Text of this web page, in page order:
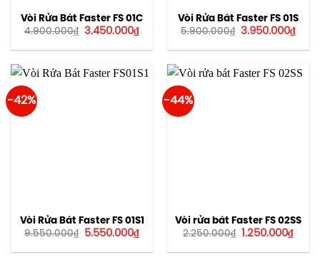
Vòi Rửa Bát Faster FS 01C
4.900.000₫ Giá
là:
3.450.000₫Giá
tại
3.450.000₫.
Vòi Rửa Bát Faster FS 01S
5.900.000₫ Giá
là:
3.950.000₫Giá
tại
-42%
Vòi Rửa Bát Faster FS 01S1
9.550.000₫
Giá
là:
5.550.000₫Giá
tại
-44%
Vòi rửa bát Faster FS 02SS
2.250.000₫ Giá
là:
1.250.000₫Giá
tại